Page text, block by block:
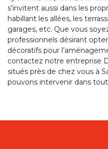
s’invitent aussi dans les
habillant les allées, les
garages, etc. Que vous
professionnels désirant
décoratifs pour
contactez notre entreprise
situés près de chez vous à
pouvons intervenir dans